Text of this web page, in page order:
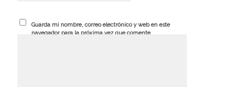
Guarda mi nombre, correo electrónico y web en este
navegador para la próxima vez que comente.